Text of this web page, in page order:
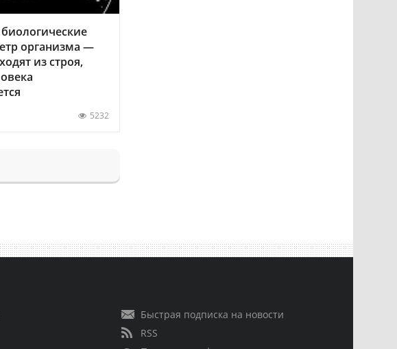
организма —
из строя,
5232
Быстрая подписка на новости
RSS